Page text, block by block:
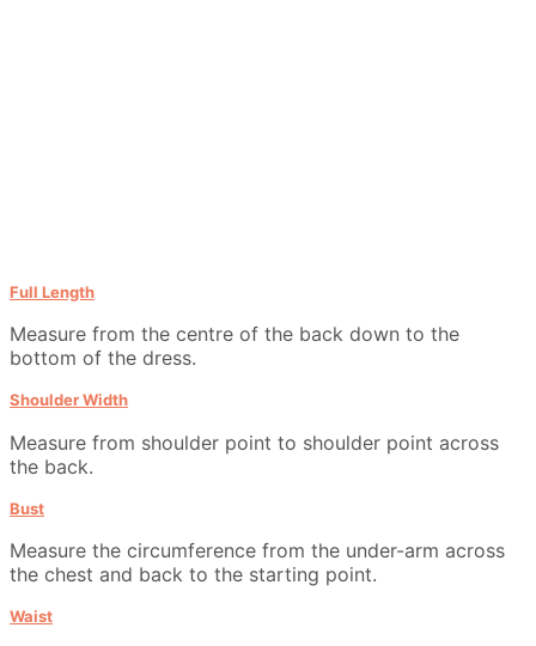
Full Length
Measure from the centre of the back down to the
bottom of the dress.
Shoulder Width
Measure from shoulder point to shoulder point across
the back.
Bust
Measure the circumference from the under-arm across
the chest and back to the starting point.
Waist